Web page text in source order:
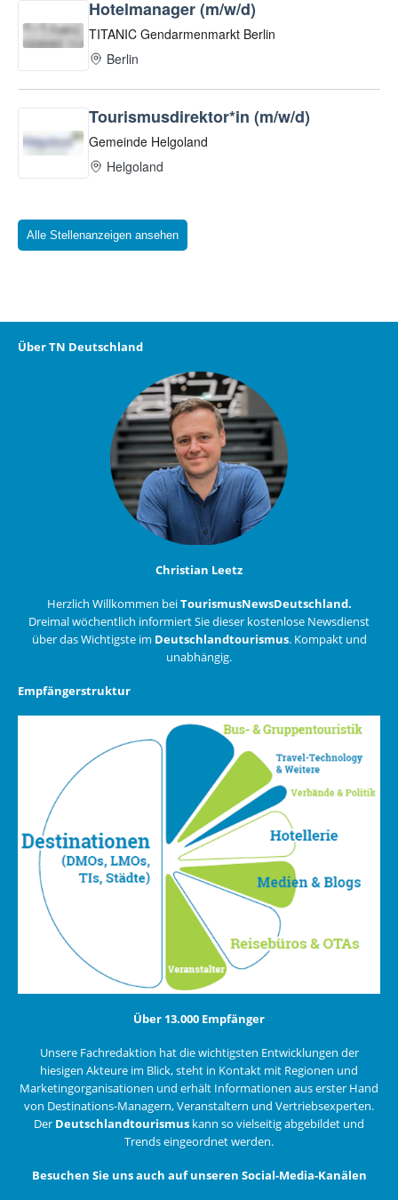
Alle Stellenanzeigen ansehen
Über TN Deutschland
Christian Leetz
Herzlich Willkommen beiTourismusNewsDeutschland.
Dreimal wöchentlich informiert Sie dieser kostenlose Newsdienst
über das Wichtigste im Deutschlandtourismus. Kompakt und
unabhängig.
Empfängerstruktur
Über 13.000 Empfänger
Unsere Fachredaktion hat die wichtigsten Entwicklungen der
hiesigen Akteure im Blick, steht in Kontakt mit Regionen und
Marketingorganisationen und erhält Informationen aus erster Hand
von Destinations-Managern, Veranstaltern und Vertriebsexperten.
Der Deutschlandtourismus kann so vielseitig abgebildet und
Trends eingeordnet werden.
Besuchen Sie uns auch auf unseren Social-Media-Kanälen